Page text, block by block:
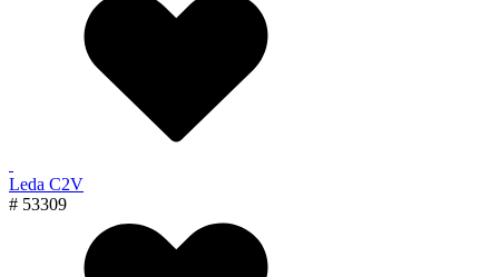
Leda C2V
# 53309